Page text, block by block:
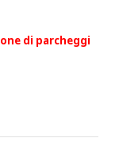
di parcheggi